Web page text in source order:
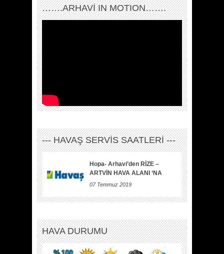
…….ARHAVI IN MOTION…….
--- HAVAŞ SERVİS SAATLERİ ---
Hopa- Arhavi’den RİZE –
ARTVİN HAVA ALANI ‘NA
07 Temmuz 2019
HAVA DURUMU